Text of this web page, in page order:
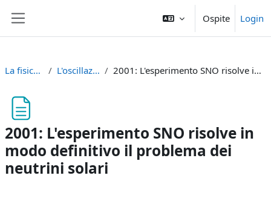
Ospite Login
La fisica dei neutrini L'oscillazione dei neutrini 2001: L'esperimento SNO risolve in modo definitivo il problema dei neutrini solari
2001: L'esperimento SNO risolve in
modo definitivo il problema dei
neutrini solari